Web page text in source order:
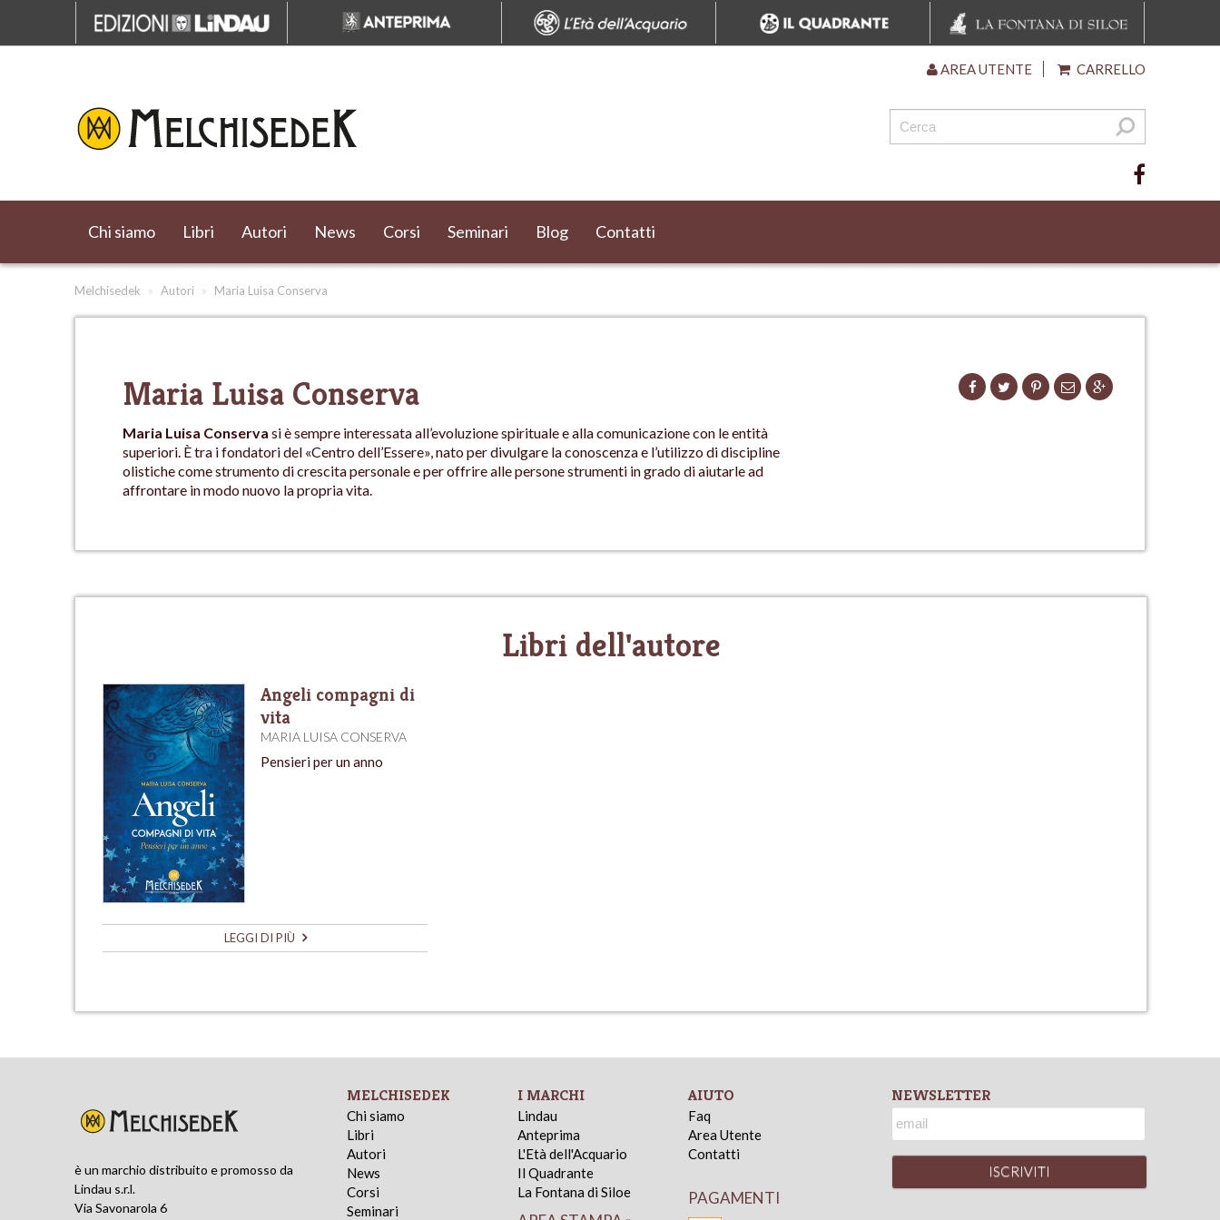
AREA UTENTE CARRELLO
Chi siamo Libri Autori News Corsi Seminari Blog Contatti
Melchisedek » Autori » Maria Luisa Conserva
Maria Luisa Conserva
Maria Luisa Conserva si è sempre interessata all’evoluzione spirituale e alla comunicazione con le entità
superiori. È tra i fondatori del «Centro dell’Essere», nato per divulgare la conoscenza e l’utilizzo di discipline
olistiche come strumento di crescita personale e per offrire alle persone strumenti in grado di aiutarle ad
affrontare in modo nuovo la propria vita.
Libri dell'autore
Angeli compagni di
vita
MARIA LUISA CONSERVA
Pensieri per un anno
LEGGI DI PIÙ
è un marchio distribuito e promosso da
Lindau s.r.l.
Via Savonarola 6
MELCHISEDEK
Chi siamo
Libri
Autori
News
Corsi
Seminari
I MARCHI
Lindau
Anteprima
L'Età dell'Acquario
Il Quadrante
La Fontana di Siloe
AIUTO
Faq
Area Utente
Contatti
PAGAMENTI
NEWSLETTER